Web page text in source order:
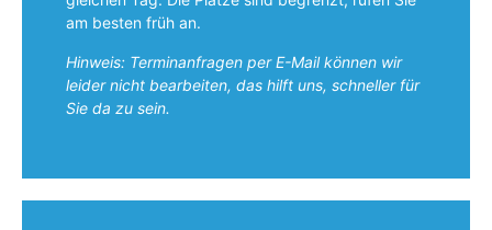
am besten früh an.
Hinweis: Terminanfragen per E-Mail können wir
leider nicht bearbeiten, das hilft uns, schneller für
Sie da zu sein.